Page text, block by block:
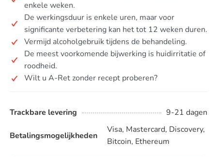
enkele weken.
De werkingsduur is enkele uren, maar voor
significante verbetering kan het tot 12 weken duren.
Vermijd alcoholgebruik tijdens de behandeling.
De meest voorkomende bijwerking is huidirritatie of
roodheid.
Wilt u A-Ret zonder recept proberen?
Trackbare levering 9-21 dagen
Betalingsmogelijkheden
Visa, Mastercard, Discovery,
Bitcoin, Ethereum